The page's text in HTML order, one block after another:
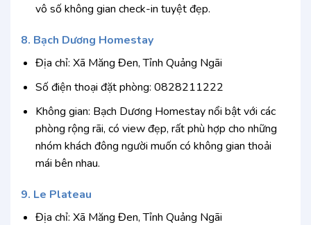
vô số không gian check-in tuyệt đẹp.
8. Bạch Dương Homestay
Địa chỉ: Xã Măng Đen, Tỉnh Quảng Ngãi
Số điện thoại đặt phòng: 0828211222
Không gian: Bạch Dương Homestay nổi bật với các
phòng rộng rãi, có view đẹp, rất phù hợp cho những
nhóm khách đông người muốn có không gian thoải
mái bên nhau.
9. Le Plateau
Địa chỉ: Xã Măng Đen, Tỉnh Quảng Ngãi